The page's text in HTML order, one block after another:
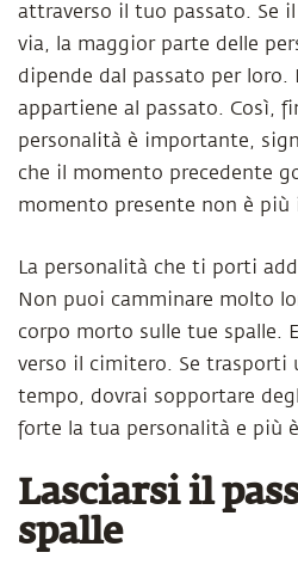
attraverso il tuo passato. Se
via, la maggior parte delle
dipende dal passato per loro.
appartiene al passato. Così,
personalità è importante,
che il momento precedente
momento presente non è più
La personalità che ti porti
Non puoi camminare molto
corpo morto sulle tue spalle.
verso il cimitero. Se trasporti
tempo, dovrai sopportare
forte la tua personalità e più
Lasciarsi il
spalle